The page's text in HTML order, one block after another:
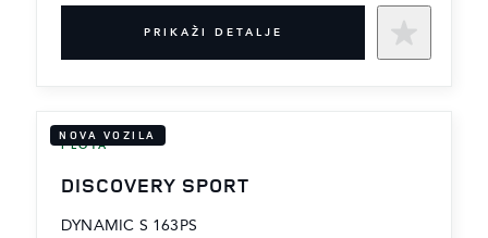
PRIKAŽI DETALJE
NOVA VOZILA
FLOTA
DISCOVERY SPORT
DYNAMIC S 163PS